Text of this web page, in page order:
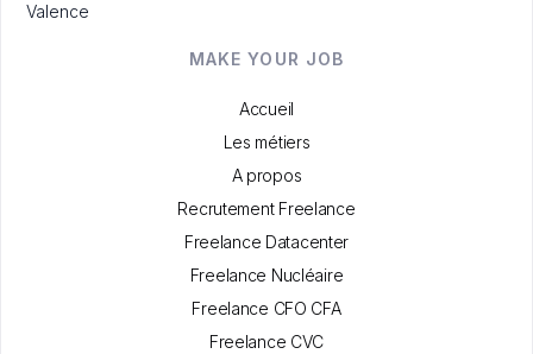
Valence
MAKE YOUR JOB
Accueil
Les métiers
A propos
Recrutement Freelance
Freelance Datacenter
Freelance Nucléaire
Freelance CFO CFA
Freelance CVC